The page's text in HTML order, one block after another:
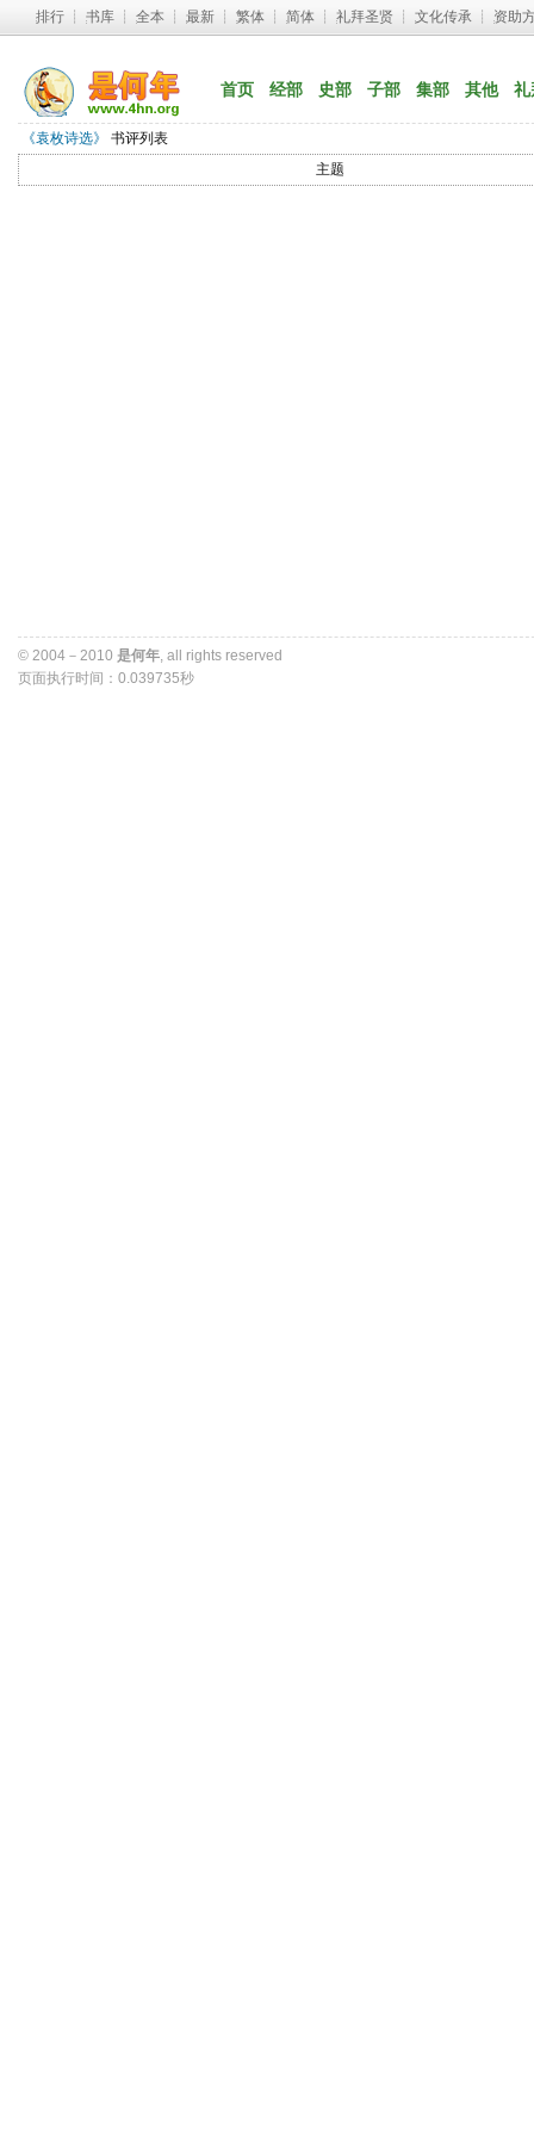
排行 ┊ 书库 ┊ 全本 ┊ 最新 ┊ 繁体 ┊ 简体 ┊ 礼拜圣贤 ┊ 文化传承 ┊ 资助
首页 经部 史部 子部 集部 其他 礼
《袁枚诗选》
书评列表
主题
© 2004－2010 是何年 , all rights reserved
页面执行时间：0.039735秒